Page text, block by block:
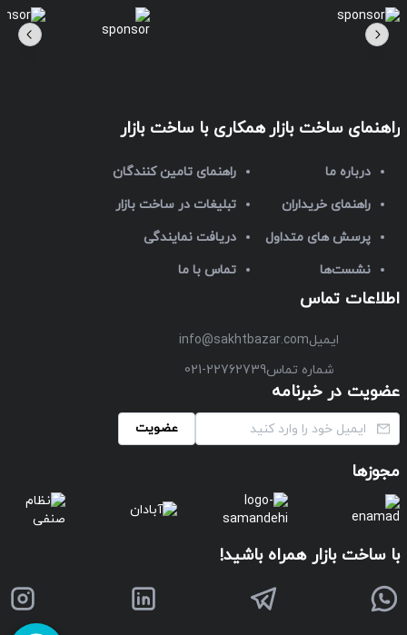
راهنمای ساخت بازار
درباره ما
راهنمای خریداران
پرسش های متداول
نشست‌ها
همکاری با ساخت بازار
راهنمای تامین کنندگان
تبلیغات در ساخت بازار
دریافت نمایندگی
تماس با ما
اطلاعات تماس
ایمیلinfo@sakhtbazar.com
شماره تماس021-22762739
عضویت در خبرنامه
عضویت
مجوزها
با ساخت بازار همراه باشید!